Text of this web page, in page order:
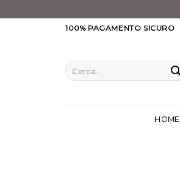
100% PAGAMENTO SICURO
Cerca:
HOME